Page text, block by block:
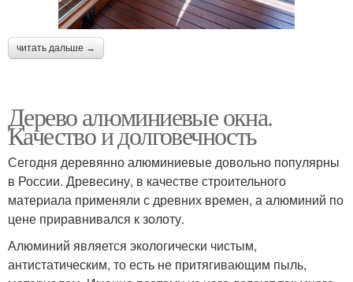
читать дальше →
Дерево алюминиевые окна.
Качество и долговечность
Сегодня деревянно алюминиевые довольно популярны
в России. Древесину, в качестве строительного
материала применяли с древних времен, а алюминий по
цене приравнивался к золоту.
Алюминий является экологически чистым,
антистатическим, то есть не притягивающим пыль,